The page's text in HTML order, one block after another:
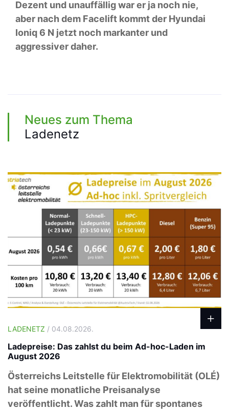
Dezent und unauffällig war er ja noch nie,
aber nach dem Facelift kommt der Hyundai
Ioniq 6 N jetzt noch markanter und
aggressiver daher.
Neues zum Thema
Ladenetz
LADENETZ / 04.08.2026.
Ladepreise: Das zahlst du beim Ad-hoc-Laden im
August 2026
Österreichs Leitstelle für Elektromobilität (OLÉ)
hat seine monatliche Preisanalyse
veröffentlicht. Was zahlt man für spontanes